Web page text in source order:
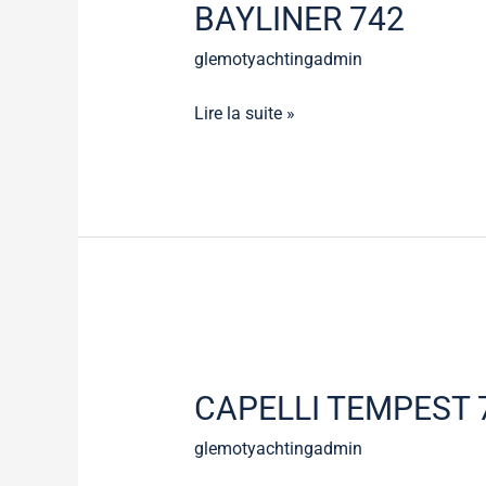
BAYLINER 742
glemotyachtingadmin
Lire la suite »
CAPELLI TEMPEST
glemotyachtingadmin
775